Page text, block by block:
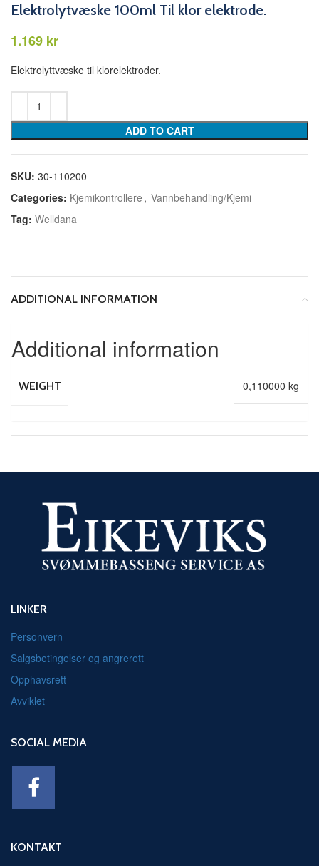
Elektrolytvæske 100ml Til klor elektrode.
kr
Elektrolyttvæske til klorelektroder.
ADD TO CART
SKU: 30-110200
Categories: Kjemikontrollere , Vannbehandling/Kjemi
Tag: Welldana
ADDITIONAL INFORMATION
Additional information
WEIGHT 0,110000 kg
LINKER
Personvern
Salgsbetingelser og angrerett
Opphavsrett
Avviklet
SOCIAL MEDIA
KONTAKT